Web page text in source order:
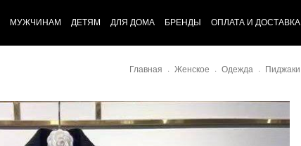
МУЖЧИНАМ ДЕТЯМ ДЛЯ ДОМА БРЕНДЫ ОПЛАТА И ДОСТАВКА
Главная Женское Одежда Пиджаки